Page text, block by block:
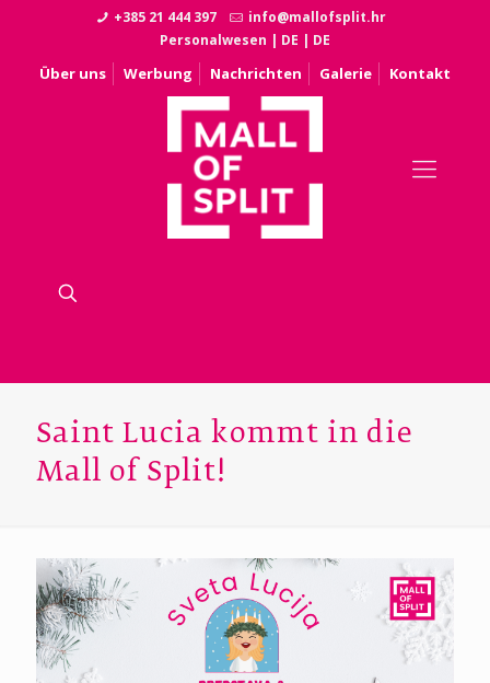
+385 21 444 397
info@mallofsplit.hr
Personalwesen | DE | DE
Über uns Werbung Nachrichten Galerie Kontakt
Saint Lucia kommt in die
Mall of Split!